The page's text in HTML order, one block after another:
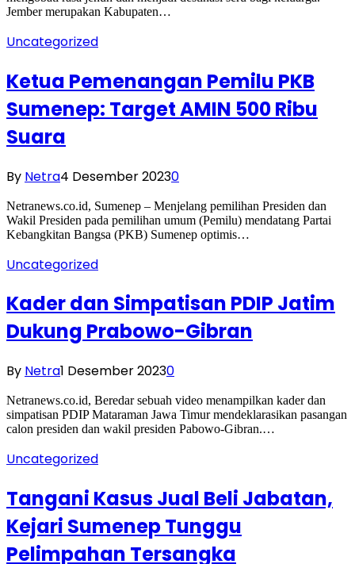
Jember merupakan Kabupaten…
Uncategorized
Ketua Pemenangan Pemilu PKB
Sumenep: Target AMIN 500 Ribu
Suara
By Netra4 Desember 20230
Netranews.co.id, Sumenep – Menjelang pemilihan Presiden dan
Wakil Presiden pada pemilihan umum (Pemilu) mendatang Partai
Kebangkitan Bangsa (PKB) Sumenep optimis…
Uncategorized
Kader dan Simpatisan PDIP Jatim
Dukung Prabowo-Gibran
By Netra1 Desember 20230
Netranews.co.id, Beredar sebuah video menampilkan kader dan
simpatisan PDIP Mataraman Jawa Timur mendeklarasikan pasangan
calon presiden dan wakil presiden Pabowo-Gibran.…
Uncategorized
Tangani Kasus Jual Beli Jabatan,
Kejari Sumenep Tunggu
Pelimpahan Tersangka